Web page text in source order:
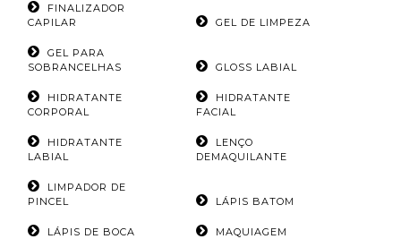
FINALIZADOR
CAPILAR
GEL DE LIMPEZA
GEL PARA
SOBRANCELHAS
GLOSS LABIAL
HIDRATANTE
CORPORAL
HIDRATANTE
FACIAL
HIDRATANTE
LABIAL
LENÇO
DEMAQUILANTE
LIMPADOR DE
PINCEL
LÁPIS BATOM
LÁPIS DE BOCA MAQUIAGEM